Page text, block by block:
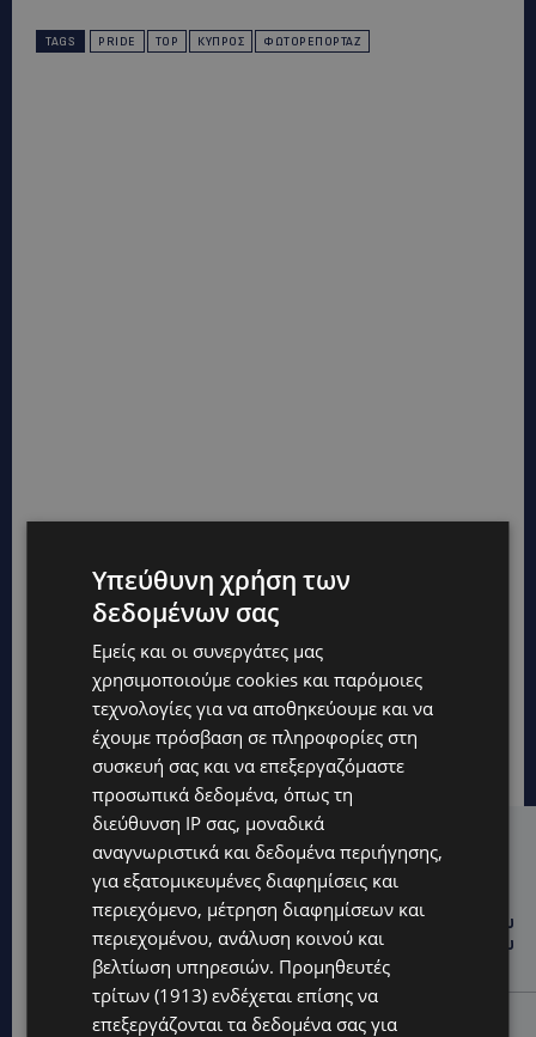
TAGS PRIDE TOP ΚΎΠΡΟΣ ΦΩΤΟΡΕΠΟΡΤΆΖ
Hot this week
UPDATES
ΤΑΣΟΣ ΧΑΤΖΗΓΙΟΒΑΝΗΣ: Η συγκλονιστική ιστορία του
12χρονου Δημήτρη και η δωρεά των 12.500 ευρώ που
του έδωσε ελπίδα
STORIES
Υπεύθυνη χρήση των
δεδομένων σας
Εμείς και οι συνεργάτες μας
χρησιμοποιούμε cookies και παρόμοιες
τεχνολογίες για να αποθηκεύουμε και να
έχουμε πρόσβαση σε πληροφορίες στη
συσκευή σας και να επεξεργαζόμαστε
προσωπικά δεδομένα, όπως τη
διεύθυνση IP σας, μοναδικά
αναγνωριστικά και δεδομένα περιήγησης,
για εξατομικευμένες διαφημίσεις και
περιεχόμενο, μέτρηση διαφημίσεων και
περιεχομένου, ανάλυση κοινού και
βελτίωση υπηρεσιών. Προμηθευτές
τρίτων (1913) ενδέχεται επίσης να
επεξεργάζονται τα δεδομένα σας για